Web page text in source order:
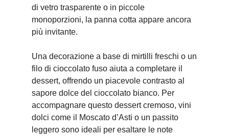
di vetro trasparente o in piccole
monoporzioni, la panna cotta appare ancora
più invitante.
Una decorazione a base di mirtilli freschi o un
filo di cioccolato fuso aiuta a completare il
dessert, offrendo un piacevole contrasto al
sapore dolce del cioccolato bianco. Per
accompagnare questo dessert cremoso, vini
dolci come il Moscato d’Asti o un passito
leggero sono ideali per esaltare le note